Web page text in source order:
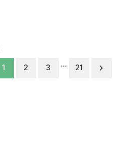
1 2 3 … 21 